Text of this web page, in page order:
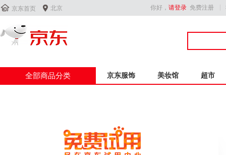
 京东首页  北京 你好， 请登录 免费注册
全部商品分类 京东服饰 美妆馆 超市